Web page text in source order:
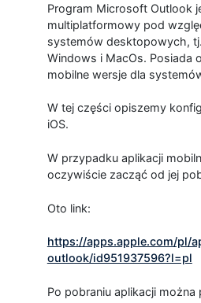
Program Microsoft Outlook
multiplatformowy pod
systemów desktopowych,
Windows i MacOs. Posiada
mobilne wersje dla
W tej części opiszemy
iOS.
W przypadku aplikacji
oczywiście zacząć od jej
Oto link:
https://apps.apple.com/pl/
outlook/id951937596?l=pl
Po pobraniu aplikacji